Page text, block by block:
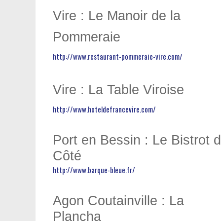
Vire : Le Manoir de la
Pommeraie
http://www.restaurant-pommeraie-vire.com/
Vire : La Table Viroise
http://www.hoteldefrancevire.com/
Port en Bessin : Le Bistrot
Côté
http://www.barque-bleue.fr/
Agon Coutainville : La
Plancha